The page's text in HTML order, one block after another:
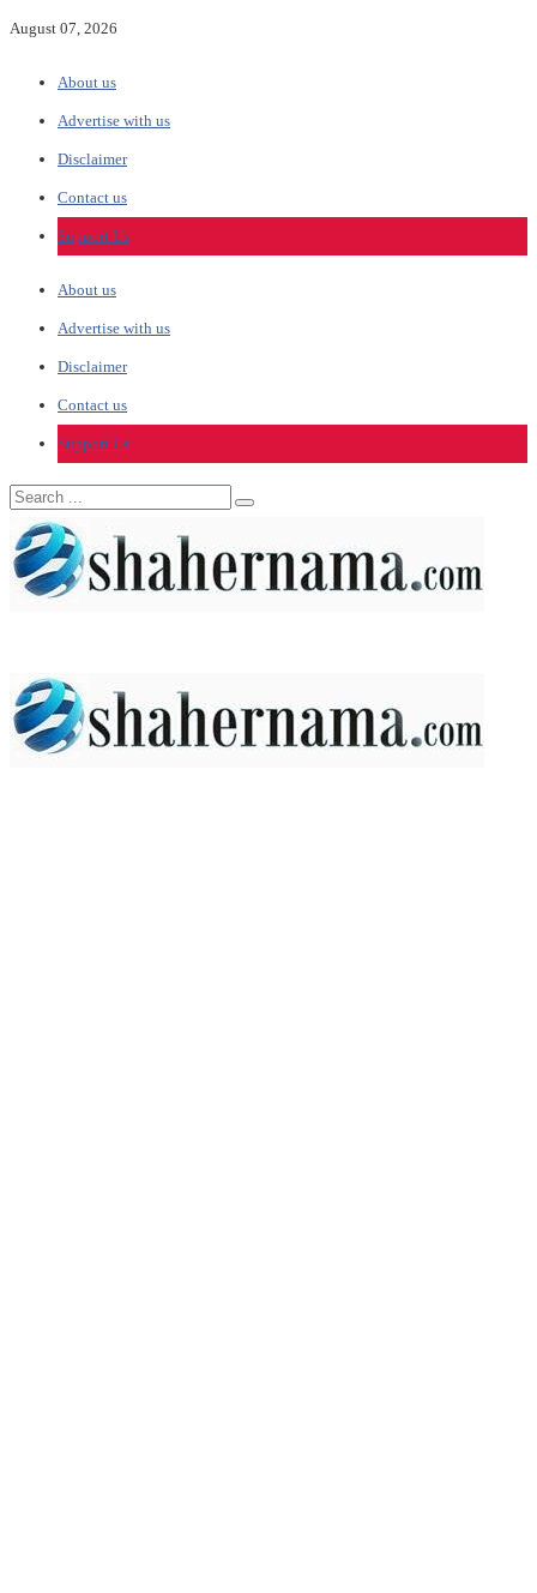
August 07, 2026
About us
Advertise with us
Disclaimer
Contact us
Support Us
About us
Advertise with us
Disclaimer
Contact us
Support Us